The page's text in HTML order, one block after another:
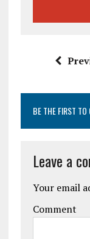
BE THE FIRST TO
Leave a
Your email
Comment